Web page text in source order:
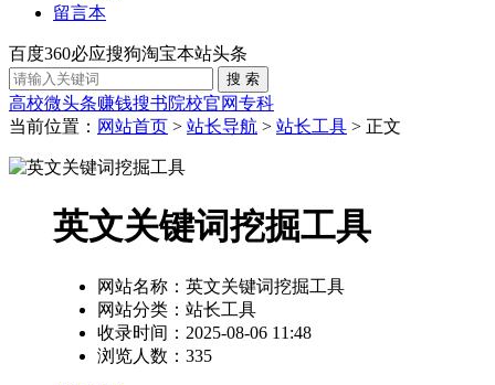
留言本
百度360必应搜狗淘宝本站头条
高校微头条赚钱搜书院校官网专科
当前位置： 网站首页 > 站长导航 > 站长工具 > 正文
英文关键词挖掘工具
网站名称： 英文关键词挖掘工具
网站分类： 站长工具
收录时间： 2025-08-06 11:48
浏览人数： 335